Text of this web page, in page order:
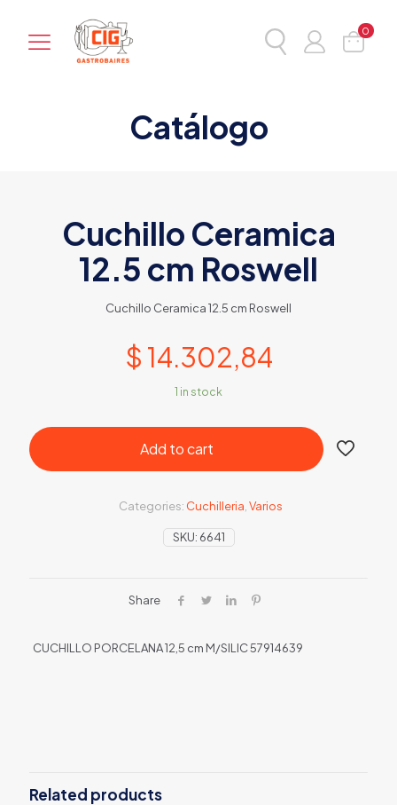
0
Catálogo
Cuchillo Ceramica
12.5 cm Roswell
Cuchillo Ceramica 12.5 cm Roswell
$ 14.302,84
1 in stock
Add to cart
SKU: 6641
Categories: Cuchilleria Varios
Share
CUCHILLO PORCELANA 12,5 cm M/SILIC 57914639
Related products